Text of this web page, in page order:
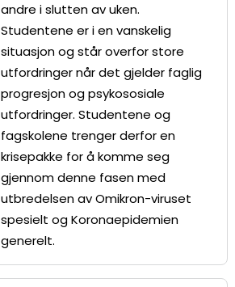
andre i slutten av uken.
Studentene er i en vanskelig
situasjon og står overfor store
utfordringer når det gjelder faglig
progresjon og psykososiale
utfordringer. Studentene og
fagskolene trenger derfor en
krisepakke for å komme seg
gjennom denne fasen med
utbredelsen av Omikron-viruset
spesielt og Koronaepidemien
generelt.